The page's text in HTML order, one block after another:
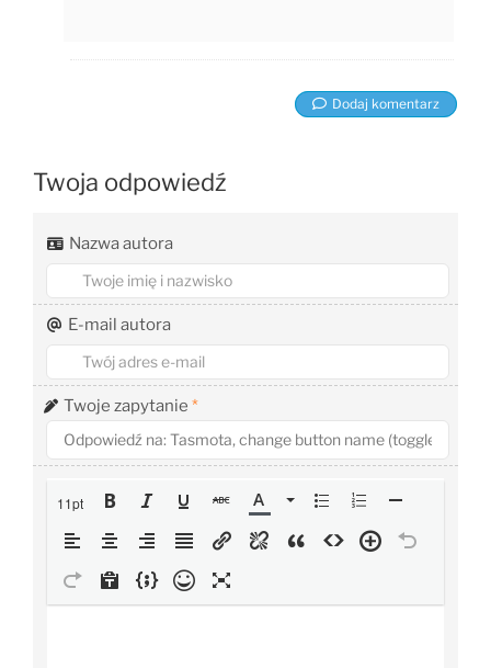
Dodaj komentarz
Twoja odpowiedź
Nazwa autora
E-mail autora
Twoje zapytanie *
11pt